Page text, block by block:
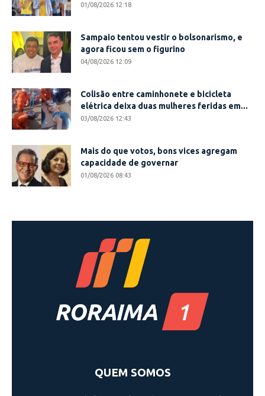
01/08/2026 12:18
Sampaio tentou vestir o bolsonarismo, e
agora ficou sem o figurino
04/08/2026 12:09
Colisão entre caminhonete e bicicleta
elétrica deixa duas mulheres feridas em...
03/08/2026 12:43
Mais do que votos, bons vices agregam
capacidade de governar
01/08/2026 08:43
QUEM SOMOS